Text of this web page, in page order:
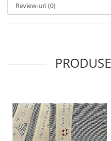
Review-uri(0)